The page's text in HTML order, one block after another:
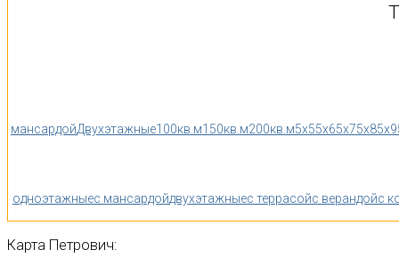
мансардойДвухэтажные100кв.м150кв.м200кв.м5x55x65x75x85x9
одноэтажныес мансардойдвухэтажныес террасойс верандойс
Карта Петрович: